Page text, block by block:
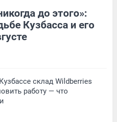
до этого»:
Кузбасса и его
склад Wildberries
работу — что